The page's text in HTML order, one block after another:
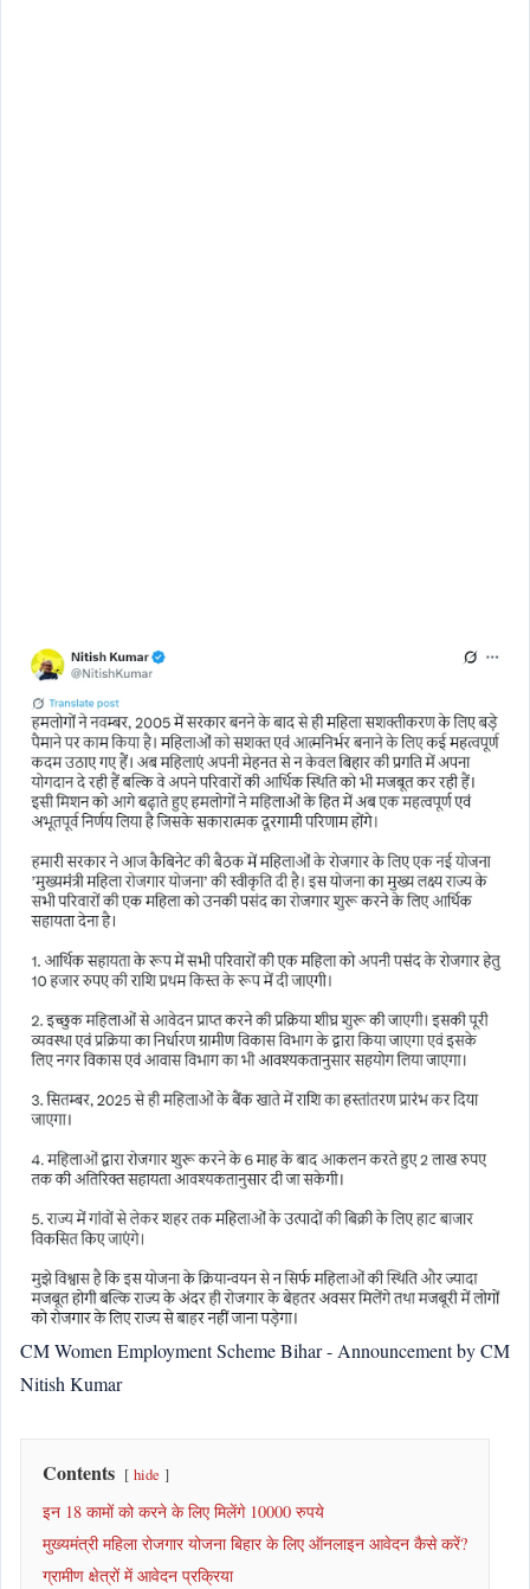
CM Women Employment Scheme Bihar - Announcement by CM
Nitish Kumar
Contents hide
इन 18 कामों को करने के लिए मिलेंगे 10000 रुपये
मुख्यमंत्री महिला रोजगार योजना बिहार के लिए ऑनलाइन आवेदन कैसे करें?
ग्रामीण क्षेत्रों में आवेदन प्रक्रिया